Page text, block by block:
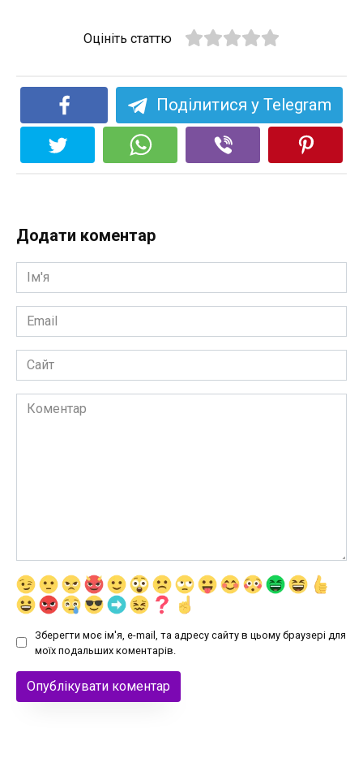
Оцініть статтю
Поділитися у Telegram
Додати коментар
Ім'я
*
Email
*
Сайт
Коментар
Зберегти моє ім'я, e-mail, та адресу сайту в цьому браузері для
моїх подальших коментарів.